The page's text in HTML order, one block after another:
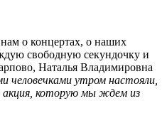
о концертах, о наших
свободную секундочку и
Наталья Владимировна
утром настояли,
акция, которую мы ждем из